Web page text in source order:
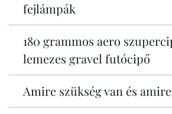
fejlámpák
180 grammos aero
lemezes gravel futócipő
Amire szükség van és